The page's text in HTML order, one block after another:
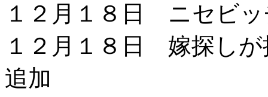
１２月１８日 ニセビ
１２月１８日 嫁探し
追加